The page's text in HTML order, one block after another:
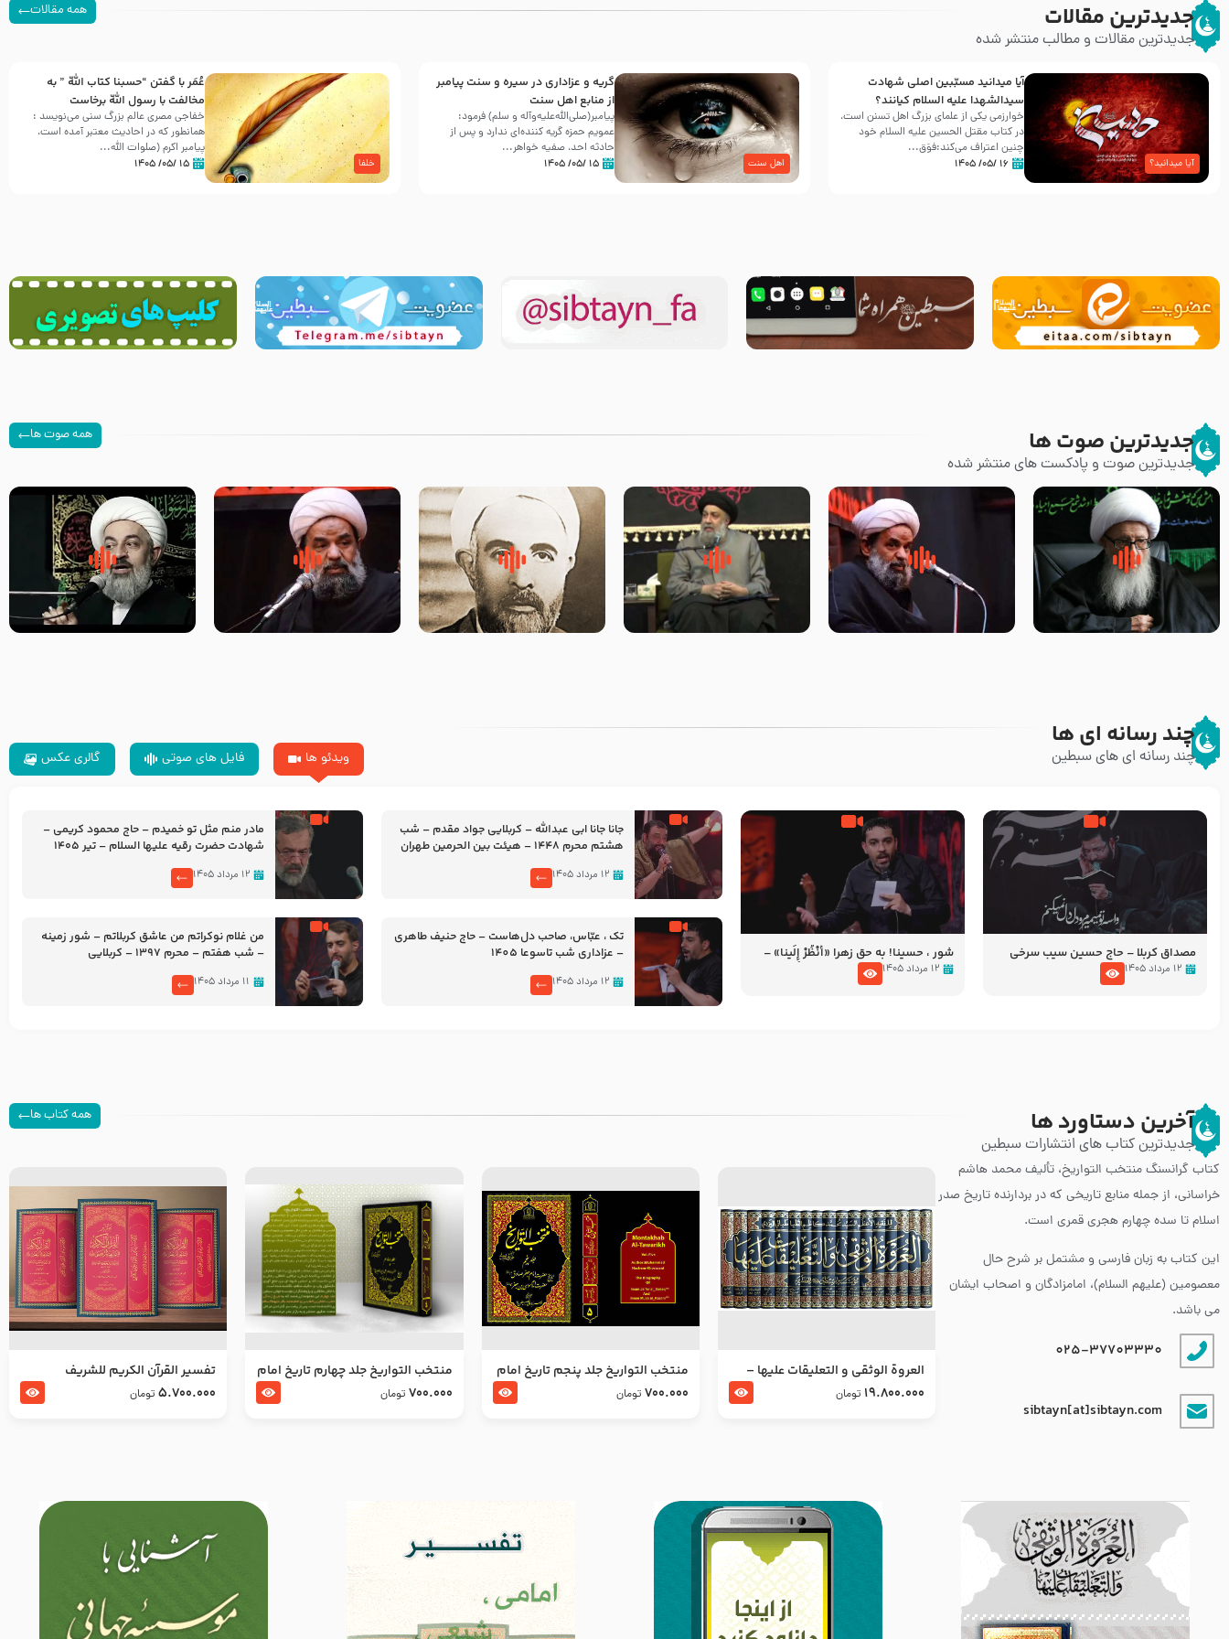
جدیدترین مقالات
جدیدترین مقالات و مطالب منتشر شده
همه مقالات
آیا میدانید؟
آیا میدانید مسبّبین اصلی شهادت
سیدالشهدا علیه ‌السلام کیانند؟
خوارزمی یکی از علمای بزرگ اهل تسنن است،
در کتاب مقتل الحسین علیه ‌السلام خود
چنین اعتراف می‌کند:فوَق...
۱۶ /۰۵/ ۱۴۰۵ اهل سنت
گریه و عزاداری در سیره و سنت پیامبر
از منابع اهل سنت
پیامبر(صلی‌الله‌علیه‌وآله و سلم) فرمود:
عمویم حمزه گریه کننده‌ای ندارد و پس از
حادثه احد، صفیه خواهر...
۱۵ /۰۵/ ۱۴۰۵ خلفا
عُمَر با گفتن “حسبنا كتاب اللّه ” به
مخالفت با رسول اللّه برخاست
خفاجی مصری عالم بزرگ سنی می‌نویسد :
همانطور که در احادیث معتبر آمده است،
پیامبر اکرم (صلوات اللّه...
۱۵ /۰۵/ ۱۴۰۵
جدیدترین صوت ها
جدیدترین صوت و پادکست های منتشر شده
همه صوت ها
زوّار اربعین امام حسین (علیه
السلام) با این اشتیاق به زیارت
روضه جانسوز پاره های جگر امام
حسن مجتبی علیه السلام-حجت
لقب حضرت رقیه سلام الله علیها
به چه معناست – حجت الاسلام
روضه‌ی مجلس یزید ملعون و
اسارت اهل‌بیت علیهم‌السلام –
سلام جوانی که امام حسین علیه
السلام خودش جوابش را دادند
زیارتی که اسباب رزق زیاد و عمر
طولانی است حجت السلام حسین
چند رسانه ای ها
چند رسانه ای های سبطین ویدئو ها فایل های صوتی گالری عکس
مصداق کربلا – حاج حسین سیب سرخی
۱۲ مرداد ۱۴۰۵
شور ، حسینا! به‌ حق زهرا «أُنْظُرْ إِلَینا» –
عزاداری شب هفتم ماه محرّم 1405
۱۲ مرداد ۱۴۰۵
جانا جانا ابی عبدالله – کربلایی جواد مقدم – شب
هشتم محرم 1448 – هیئت بین الحرمین طهران
۱۲ مرداد ۱۴۰۵
مادر منم مثل تو خمیدم – حاج محمود کریمی –
شهادت حضرت رقیه علیها السلام – تیر ۱۴۰۵
۱۲ مرداد ۱۴۰۵
تک ، عبّاس، صاحب دل‌هاست – حاج حنیف طاهری
– عزاداری شب تاسوعا 1405
۱۲ مرداد ۱۴۰۵
من غلام نوکراتم من عاشق کربلاتم – شور زمینه
– شب هفتم – محرم 1397 – کربلایی
۱۱ مرداد ۱۴۰۵
آخرین دستاورد ها
جدیدترین کتاب های انتشارات سبطین
همه کتاب ها
کتاب گرانسنگ منتخب التواريخ، تألیف محمد هاشم
خراسانی، از جمله منابع تاریخی که در بردارنده تاریخ صدر
اسلام تا سده چهارم هجری قمری است.
این کتاب به زبان فارسی و مشتمل بر شرح حال
معصومین (علیهم السلام)، امامزادگان و اصحاب ایشان
می باشد.
025-37703330
sibtayn[at]sibtayn.com
العروة الوثقى و التعليقات عليها –
طرح جدید
19.800.000 تومان
منتخب التواریخ جلد پنجم تاریخ امام
جعفر صادق و امام موسی بن جعفر
700.000 تومان
منتخب التواریخ جلد چهارم تاریخ امام
زین العابدین و امام محمد باقر
700.000 تومان
تفسير القرآن الكريم للشريف
المرتضي قدس سرّه
5.700.000 تومان